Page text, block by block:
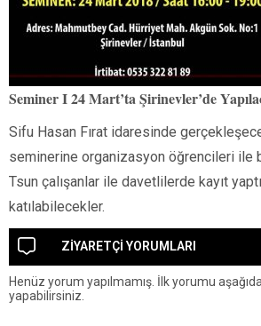
Seminer I 24 Mart’ta Şirinevler’de
Sifu Hasan Fırat idaresinde
seminerine organizasyon öğrencileri ile
Tsun çalışanlar ile davetlilerde kayıt
katılabilecekler.
ZİYARETÇİ YORUMLARI
Henüz yorum yapılmamış. İlk yorumu
yapabilirsiniz.